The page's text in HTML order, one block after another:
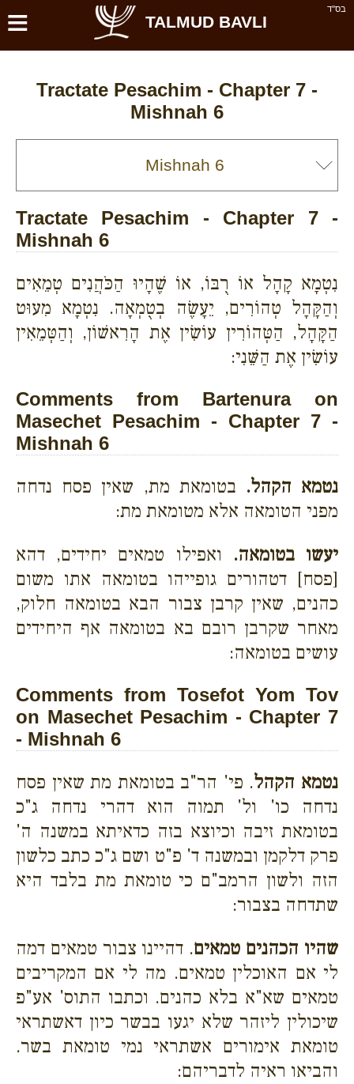
בס''ד ≡ TALMUD BAVLI
Tractate Pesachim - Chapter 7 -
Mishnah 6
Tractate Pesachim - Chapter 7 -
Mishnah 6
נִטְמָא קָהָל אוֹ רֻבּוֹ, אוֹ שֶׁהָיוּ הַכֹּהֲנִים טְמֵאִים
וְהַקָּהָל טְהוֹרִים, יֵעָשֶׂה בְטֻמְאָה. נִטְמָא מִעוּט
הַקָּהָל, הַטְּהוֹרִין עוֹשִׂין אֶת הָרִאשׁוֹן, וְהַטְּמֵאִין
עוֹשִׂין אֶת הַשֵּׁנִי:
Comments from Bartenura on
Masechet Pesachim - Chapter 7 -
Mishnah 6
נטמא הקהל. בטומאת מת, שאין פסח נדחה
מפני הטומאה אלא מטומאת מת:
יעשו בטומאה. ואפילו טמאים יחידים, דהא
[פסח] דטהורים גופייהו בטומאה אתו משום
כהנים, שאין קרבן צבור הבא בטומאה חלוק,
מאחר שקרבן רובם בא בטומאה אף היחידים
עושים בטומאה:
Comments from Tosefot Yom Tov
on Masechet Pesachim - Chapter 7
- Mishnah 6
נטמא הקהל. פי' הר"ב בטומאת מת שאין פסח
נדחה כו' ול' תמוה הוא דהרי נדחה ג"כ
בטומאת זיבה וכיוצא בזה כדאיתא במשנה ה'
פרק דלקמן ובמשנה ד' פ"ט ושם ג"כ כתב כלשון
הזה ולשון הרמב"ם כי טומאת מת בלבד היא
שתדחה בצבור:
שהיו הכהנים טמאים. דהיינו צבור טמאים דמה
לי אם האוכלין טמאים. מה לי אם המקריבים
טמאים שא"א בלא כהנים. וכתבו התוס' אע"פ
שיכולין ליזהר שלא יגעו בבשר כיון דאשתראי
טומאת אימורים אשתראי נמי טומאת בשר.
והביאו ראיה לדבריהם: